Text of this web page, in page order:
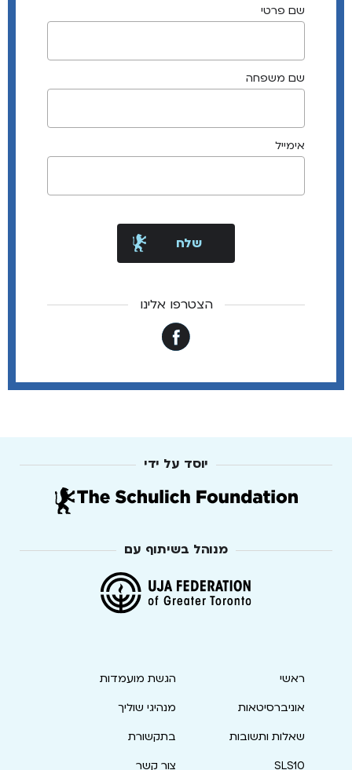
שם פרטי
שם משפחה
אימייל
הצטרפו אלינו
יוסד על ידי
מנוהל בשיתוף עם
ראשי
הגשת מועמדות
אוניברסיטאות
מנהיגי שוליך
שאלות ותשובות
בתקשורת
SLS10
צור קשר